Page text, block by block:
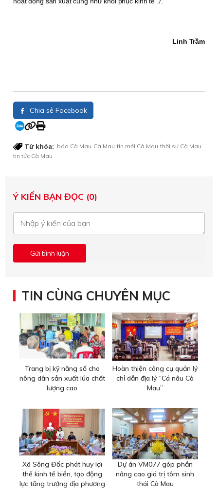
Linh Trầm
Chia sẻ Facebook
Từ khóa: báo Cà Mau Cà Mau tin mới Cà Mau thời sự Cà Mau
tin tức Cà Mau
Ý KIẾN BẠN ĐỌC (0)
TIN CÙNG CHUYÊN MỤC
Trang bị kỹ năng số cho
nông dân sản xuất lúa chất
lượng cao
Hoàn thiện công cụ quản lý
chỉ dẫn địa lý “Cá nâu Cà
Mau”
Xã Sông Đốc phát huy lợi
thế kinh tế biển, tạo động
lực tăng trưởng địa phương
Dự án VM077 góp phần
nâng cao giá trị tôm sinh
thái Cà Mau